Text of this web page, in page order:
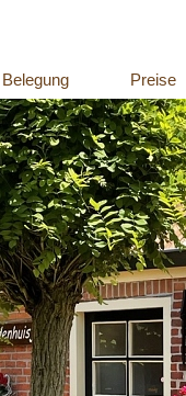
Belegung Preise